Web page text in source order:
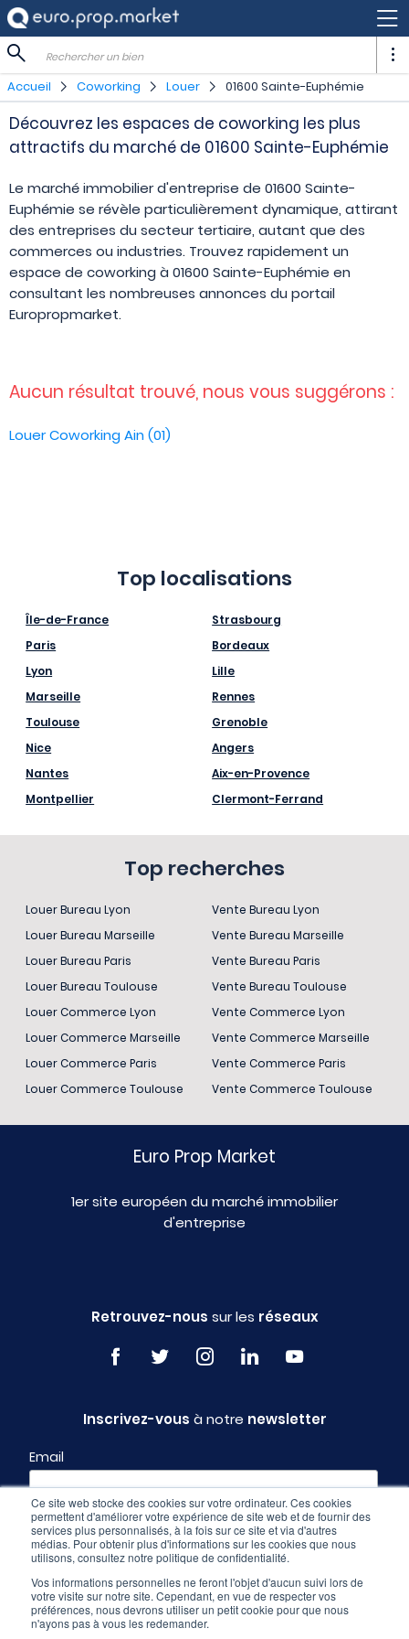
Ce site web stocke des cookies sur votre ordinateur. Ces cookies
permettent d'améliorer votre expérience de site web et de fournir des
services plus personnalisés, à la fois sur ce site et via d'autres
médias. Pour obtenir plus d'informations sur les cookies que nous
utilisons, consultez notre politique de confidentialité.
Vos informations personnelles ne feront l'objet d'aucun suivi lors de
votre visite sur notre site. Cependant, en vue de respecter vos
préférences, nous devrons utiliser un petit cookie pour que nous
n'ayons pas à vous les redemander.
Rechercher un bien
Accueil Coworking Louer 01600 Sainte-Euphémie
Découvrez les espaces de coworking les plus
attractifs du marché de 01600 Sainte-Euphémie
Le marché immobilier d'entreprise de 01600 Sainte-
Euphémie se révèle particulièrement dynamique, attirant
des entreprises du secteur tertiaire, autant que des
commerces ou industries. Trouvez rapidement un
espace de coworking à 01600 Sainte-Euphémie en
consultant les nombreuses annonces du portail
Europropmarket.
Aucun résultat trouvé, nous vous suggérons :
Louer Coworking Ain (01)
Top localisations
Île-de-France
Paris
Lyon
Marseille
Toulouse
Nice
Nantes
Montpellier
Strasbourg
Bordeaux
Lille
Rennes
Grenoble
Angers
Aix-en-Provence
Clermont-Ferrand
Top recherches
Louer Bureau Lyon
Louer Bureau Marseille
Louer Bureau Paris
Louer Bureau Toulouse
Louer Commerce Lyon
Louer Commerce Marseille
Louer Commerce Paris
Louer Commerce Toulouse
Vente Bureau Lyon
Vente Bureau Marseille
Vente Bureau Paris
Vente Bureau Toulouse
Vente Commerce Lyon
Vente Commerce Marseille
Vente Commerce Paris
Vente Commerce Toulouse
Euro Prop Market
1er site européen du marché immobilier
d'entreprise
Retrouvez-nous sur les réseaux
Inscrivez-vous à notre newsletter
Email
Profil